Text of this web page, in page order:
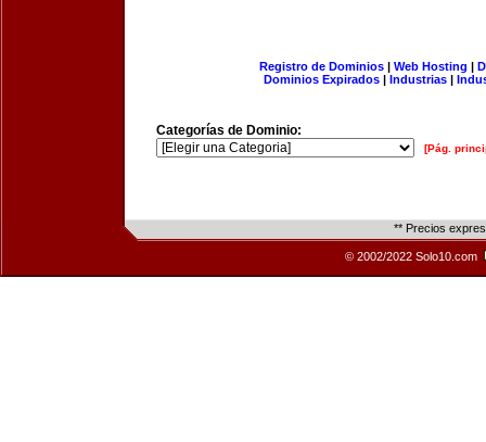
Registro de Dominios| Web Hosting |
Dominios Expirados | Industrias |
Categorías de Dominio:
[Pág.
** Precios
© 2002/2022 Solo10.com